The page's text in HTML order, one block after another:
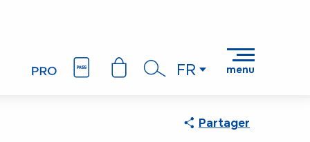
FR menu
technique
Partager